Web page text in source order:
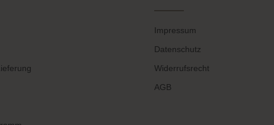
Impressum
Datenschutz
Widerrufsrecht
AGB